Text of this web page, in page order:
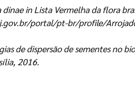
dinaein Lista Vermelha da flora
portal/pt-br/profile/
de dispersão de sementes no
2016.